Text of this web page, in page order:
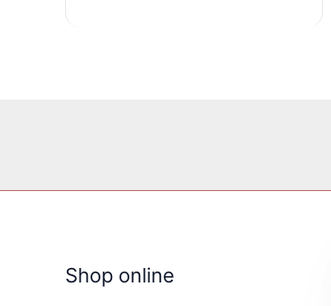
Shop online